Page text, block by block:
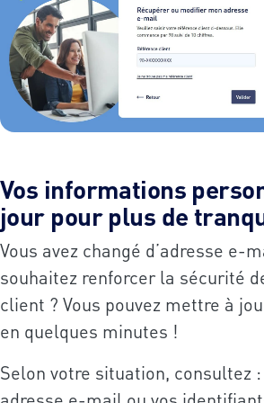
Vos informations
jour pour plus de
Vous avez changé d’adresse e-
souhaitez renforcer la sécurité
client ? Vous pouvez mettre à
en quelques minutes !
Selon votre situation, consultez :